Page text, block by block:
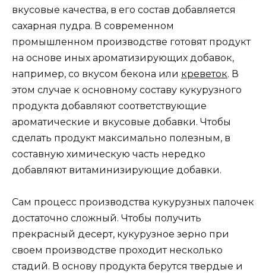
вкусовые качества, в его состав добавляется
сахарная пудра. В современном
промышленном производстве готовят продукт
на основе иных ароматизирующих добавок,
например, со вкусом бекона или креветок. В
этом случае к основному составу кукурузного
продукта добавляют соответствующие
ароматические и вкусовые добавки. Чтобы
сделать продукт максимально полезным, в
составную химическую часть нередко
добавляют витаминизирующие добавки.
Сам процесс производства кукурузных палочек
достаточно сложный. Чтобы получить
прекрасный десерт, кукурузное зерно при
своем производстве проходит несколько
стадий. В основу продукта берутся твердые и